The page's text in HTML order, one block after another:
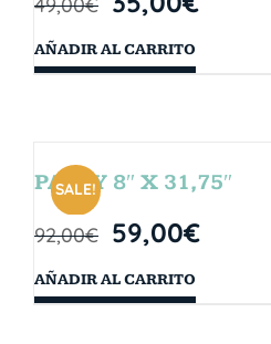
AÑADIR AL CARRITO
SALE!
PARTY 8″ X 31,75″
92,00€ 59,00€
AÑADIR AL CARRITO